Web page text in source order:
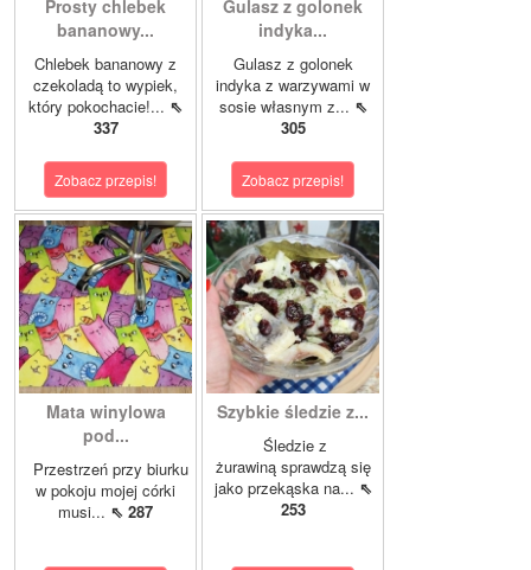
Prosty chlebek
bananowy...
Chlebek bananowy z
czekoladą to wypiek,
który pokochacie!... ⇖
337
Zobacz przepis!
Gulasz z golonek
indyka...
Gulasz z golonek
indyka z warzywami w
sosie własnym z... ⇖
305
Zobacz przepis!
Mata winylowa
pod...
Przestrzeń przy biurku
w pokoju mojej córki
musi... ⇖ 287
Szybkie śledzie z...
Śledzie z
żurawiną sprawdzą się
jako przekąska na... ⇖
253